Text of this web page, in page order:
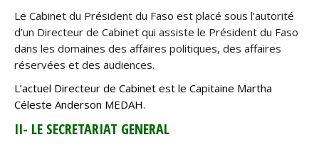
Le Cabinet du Président du Faso est placé sous l’autorité
d’un Directeur de Cabinet qui assiste le Président du Faso
dans les domaines des affaires politiques, des affaires
réservées et des audiences.
L’actuel Directeur de Cabinet est le Capitaine Martha
Céleste Anderson MEDAH.
II- LE SECRETARIAT GENERAL